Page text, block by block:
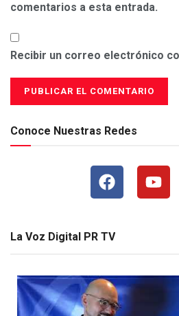
comentarios a esta entrada.
Recibir un correo electrónico
Conoce Nuestras Redes
La Voz Digital PR TV